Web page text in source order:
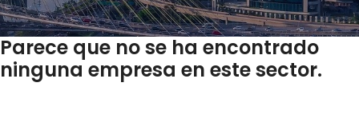
Parece que no se ha encontrado
ninguna empresa en este sector.